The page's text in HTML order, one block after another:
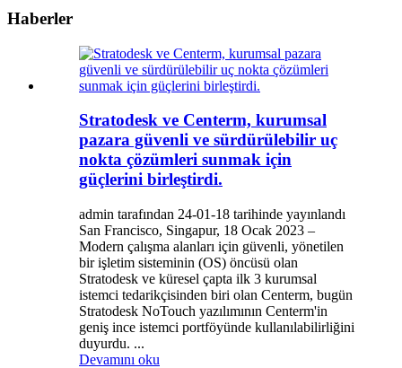
Haberler
Stratodesk ve Centerm, kurumsal
pazara güvenli ve sürdürülebilir uç
nokta çözümleri sunmak için
güçlerini birleştirdi.
admin tarafından 24-01-18 tarihinde yayınlandı
San Francisco, Singapur, 18 Ocak 2023 –
Modern çalışma alanları için güvenli, yönetilen
bir işletim sisteminin (OS) öncüsü olan
Stratodesk ve küresel çapta ilk 3 kurumsal
istemci tedarikçisinden biri olan Centerm, bugün
Stratodesk NoTouch yazılımının Centerm'in
geniş ince istemci portföyünde kullanılabilirliğini
duyurdu. ...
Devamını oku